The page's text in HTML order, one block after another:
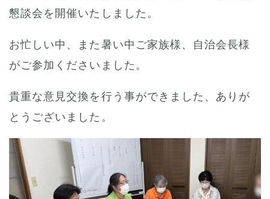
懇談会を開催いたしました。
お忙しい中、また暑い中ご家族様、自治会長様
がご参加くださいました。
貴重な意見交換を行う事ができました、ありが
とうございました。